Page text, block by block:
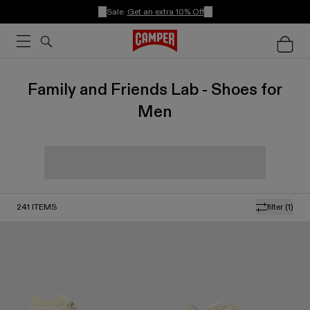
Sale: Get an extra 10% Off
Family and Friends Lab - Shoes for
Men
filter (1)
241 ITEMS